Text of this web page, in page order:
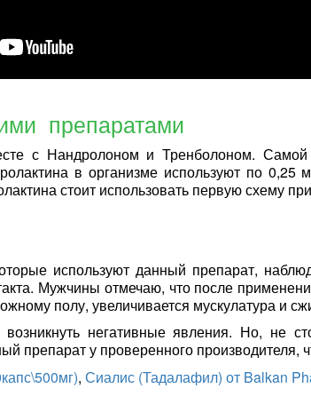
препаратами
с Нандролоном и Тренболоном.
в организме используют по 0,25
стоит использовать первую схему
используют данный препарат,
Мужчины отмечаю, что после
полу, увеличивается мускулатура и
негативные явления. Но, не
препарат у проверенного производителя,
, Сиалис (Тадалафил) от Balkan